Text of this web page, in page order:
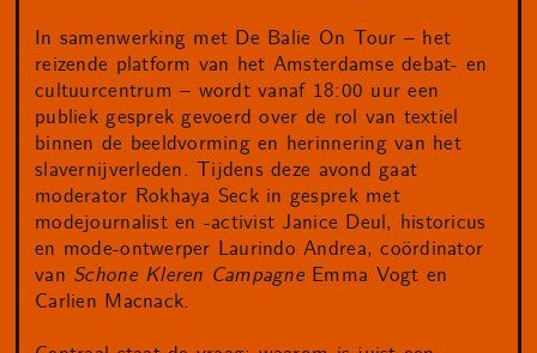
In samenwerking met De Balie On Tour – het
reizende platform van het Amsterdamse debat- en
cultuurcentrum – wordt vanaf 18:00 uur een
publiek gesprek gevoerd over de rol van textiel
binnen de beeldvorming en herinnering van het
slavernijverleden. Tijdens deze avond gaat
moderator Rokhaya Seck in gesprek met
modejournalist en -activist Janice Deul, historicus
en mode-ontwerper Laurindo Andrea, coördinator
van Schone Kleren CampagneEmma Vogt en
Carlien Macnack.